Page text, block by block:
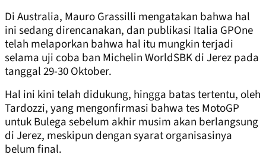
Di Australia, Mauro Grassilli mengatakan bahwa hal
ini sedang direncanakan, dan publikasi Italia GPOne
telah melaporkan bahwa hal itu mungkin terjadi
selama uji coba ban Michelin WorldSBK di Jerez pada
tanggal 29-30 Oktober.
Hal ini kini telah didukung, hingga batas tertentu, oleh
Tardozzi, yang mengonfirmasi bahwa tes MotoGP
untuk Bulega sebelum akhir musim akan berlangsung
di Jerez, meskipun dengan syarat organisasinya
belum final.